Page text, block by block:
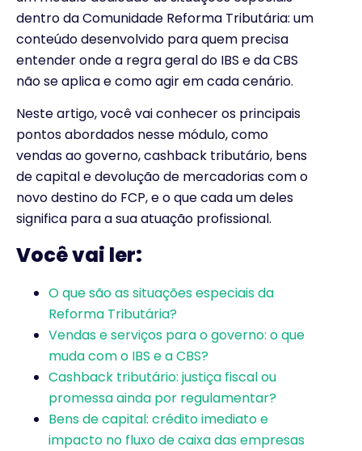
dentro da Comunidade Reforma Tributária: um
conteúdo desenvolvido para quem precisa
entender onde a regra geral do IBS e da CBS
não se aplica e como agir em cada cenário.
Neste artigo, você vai conhecer os principais
pontos abordados nesse módulo, como
vendas ao governo, cashback tributário, bens
de capital e devolução de mercadorias com o
novo destino do FCP, e o que cada um deles
significa para a sua atuação profissional.
Você vai ler:
O que são as situações especiais da
Reforma Tributária?
Vendas e serviços para o governo: o que
muda com o IBS e a CBS?
Cashback tributário: justiça fiscal ou
promessa ainda por regulamentar?
Bens de capital: crédito imediato e
impacto no fluxo de caixa das empresas